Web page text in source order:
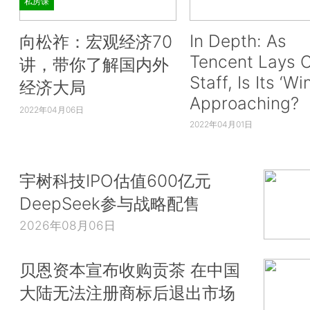
向松祚：宏观经济70
讲，带你了解国内外
经济大局
2022年04月06日
In Depth: As
Tencent Lays
Staff, Is Its
Approaching?
2022年04月01日
宇树科技IPO估值600亿元
DeepSeek参与战略配售
2026年08月06日
贝恩资本宣布收购贡茶 在中国
大陆无法注册商标后退出市场